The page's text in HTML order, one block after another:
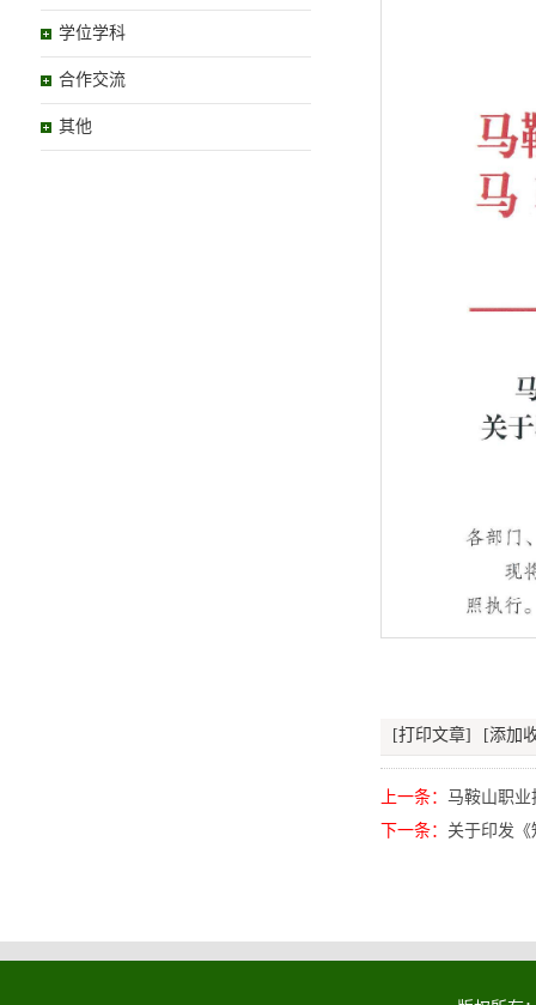
学位学科
合作交流
其他
[打印文章] [添加
上一条： 马鞍山职业
下一条： 关于印发